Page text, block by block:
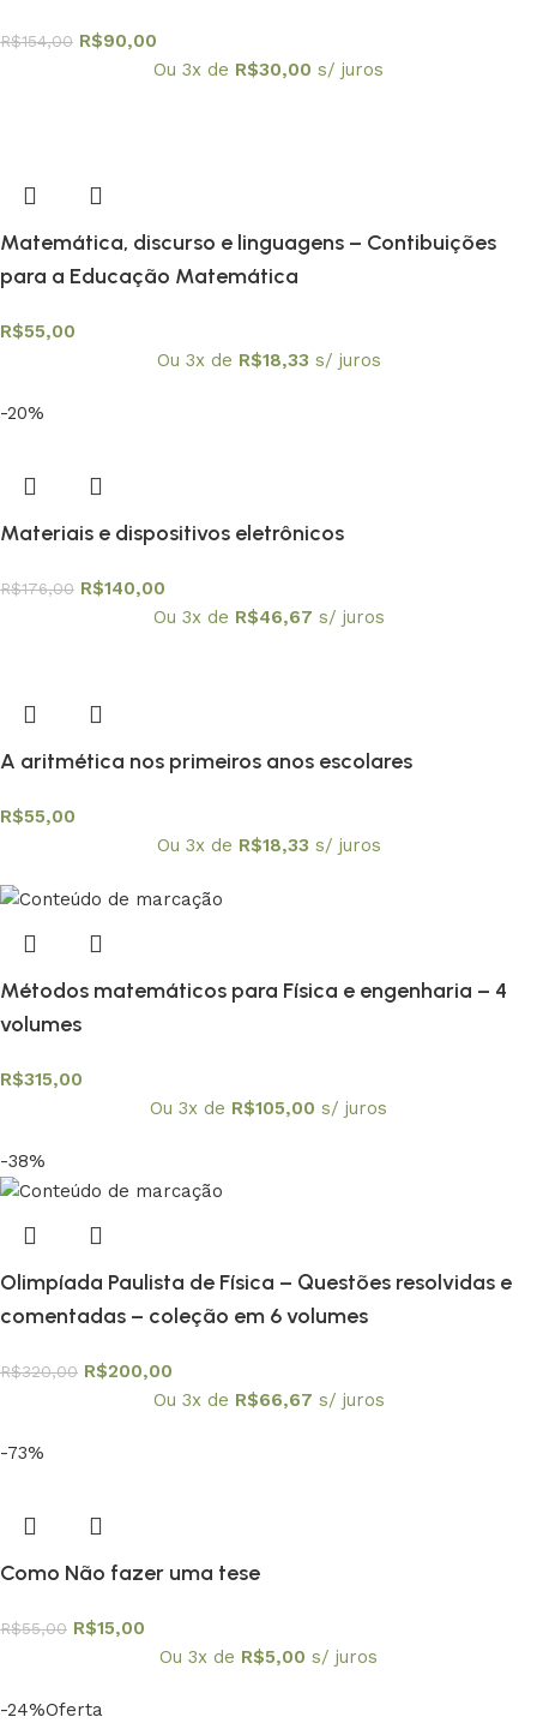
R$154,00 R$90,00
Ou 3x de R$30,00 s/ juros
Matemática, discurso e linguagens – Contibuições
para a Educação Matemática
R$55,00
Ou 3x de R$18,33 s/ juros
-20%
Materiais e dispositivos eletrônicos
R$176,00 R$140,00
Ou 3x de R$46,67 s/ juros
A aritmética nos primeiros anos escolares
R$55,00
Ou 3x de R$18,33 s/ juros
Métodos matemáticos para Física e engenharia – 4
volumes
R$315,00
Ou 3x de R$105,00 s/ juros
-38%
Olimpíada Paulista de Física – Questões resolvidas e
comentadas – coleção em 6 volumes
R$320,00 R$200,00
Ou 3x de R$66,67 s/ juros
-73%
Como Não fazer uma tese
R$55,00 R$15,00
Ou 3x de R$5,00 s/ juros
-24%Oferta